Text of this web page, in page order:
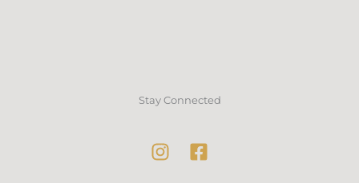
Stay Connected